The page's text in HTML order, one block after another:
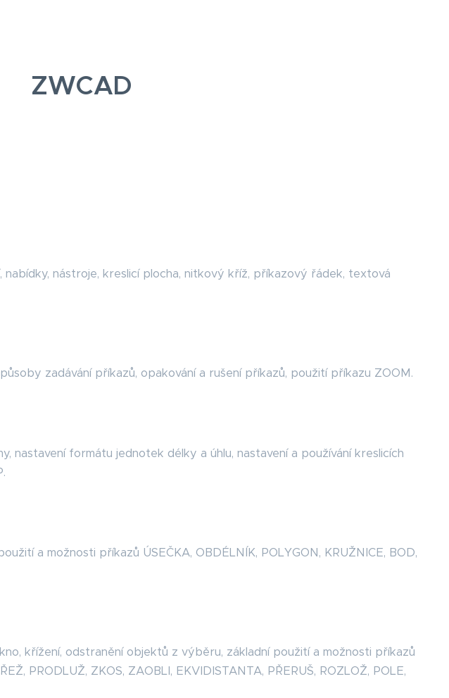
ZWCAD
nástroje, kreslicí plocha, nitkový kříž, příkazový řádek, textová
zadávání příkazů, opakování a rušení příkazů, použití příkazu ZOOM.
nastavení formátu jednotek délky a úhlu, nastavení a používání kreslicích
a možnosti příkazů ÚSEČKA, OBDÉLNÍK, POLYGON, KRUŽNICE, BOD,
křížení, odstranění objektů z výběru, základní použití a možnosti příkazů
PRODLUŽ, ZKOS, ZAOBLI, EKVIDISTANTA, PŘERUŠ, ROZLOŽ, POLE,